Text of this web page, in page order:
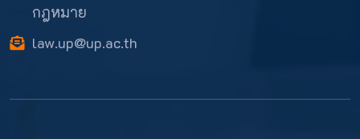
กฎหมาย
law.up@up.ac.th